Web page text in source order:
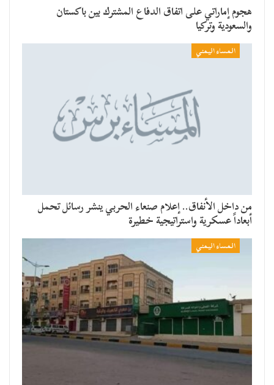
هجوم إماراتي على اتفاق الدفاع المشترك بين باكستان
والسعودية وتركيا
المساء اليمني
من داخل الأنفاق.. إعلام صنعاء الحربي ينشر رسائل تحمل
أبعاداً عسكرية واستراتيجية خطيرة
المساء اليمني